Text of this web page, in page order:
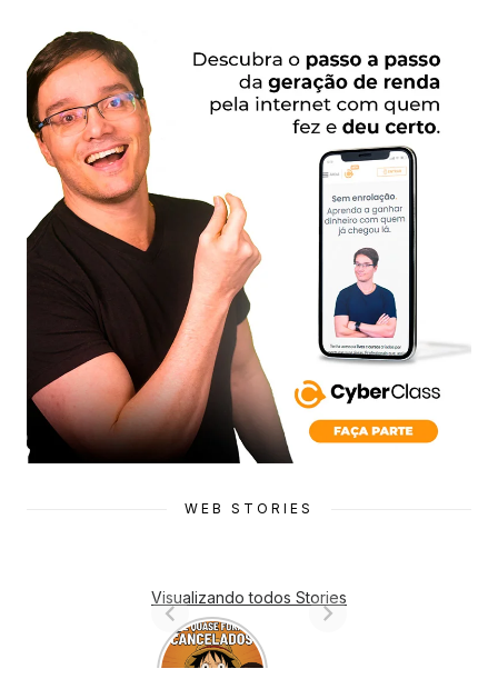
WEB STORIES
Visualizando todos Stories
7 Animes
que quase